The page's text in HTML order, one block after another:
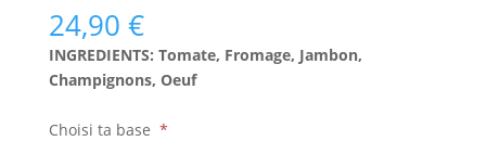
24,90 €
INGREDIENTS: Tomate, Fromage, Jambon,
Champignons, Oeuf
Choisi ta base